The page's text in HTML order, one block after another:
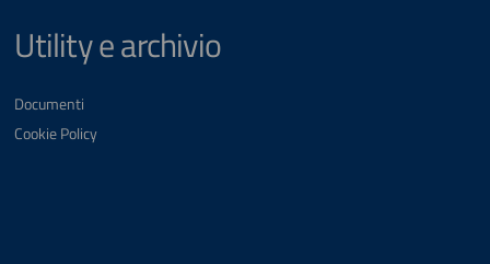
Utility e archivio
Documenti
Cookie Policy